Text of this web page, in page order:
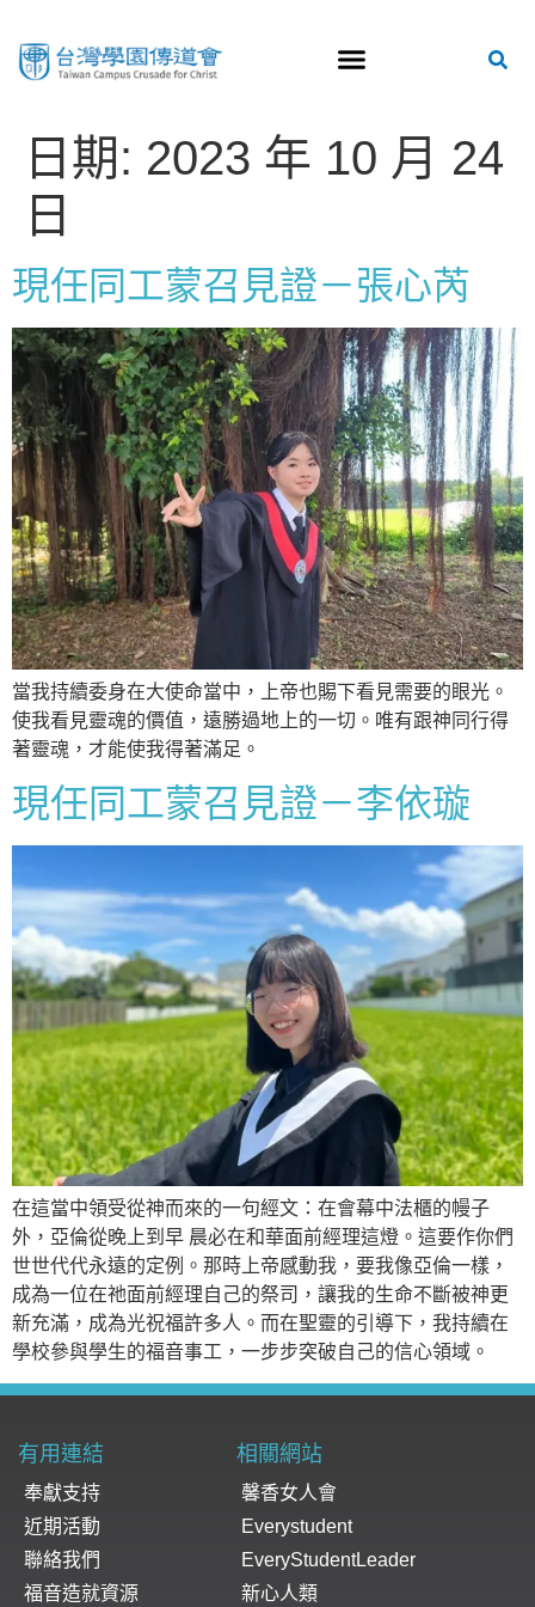
日期: 2023 年 10 月 24
日
現任同工蒙召見證－張心芮
當我持續委身在大使命當中，上帝也賜下看見需要的眼光。
使我看見靈魂的價值，遠勝過地上的一切。唯有跟神同行得
著靈魂，才能使我得著滿足。
現任同工蒙召見證－李依璇
在這當中領受從神而來的一句經文：在會幕中法櫃的幔子
外，亞倫從晚上到早 晨必在和華面前經理這燈。這要作你們
世世代代永遠的定例。那時上帝感動我，要我像亞倫一樣，
成為一位在祂面前經理自己的祭司，讓我的生命不斷被神更
新充滿，成為光祝福許多人。而在聖靈的引導下，我持續在
學校參與學生的福音事工，一步步突破自己的信心領域。
有用連結 相關網站
奉獻支持
近期活動
聯絡我們
福音造就資源
馨香女人會
Everystudent
EveryStudentLeader
新心人類